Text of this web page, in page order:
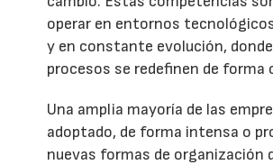
operar en entornos
y en constante evolución,
procesos se redefinen de forma
Una amplia mayoría de las
adoptado, de forma intensa o
nuevas formas de organización